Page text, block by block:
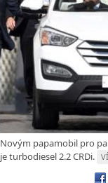
Novým papamobil pro
je turbodiesel 2.2 CRDi.